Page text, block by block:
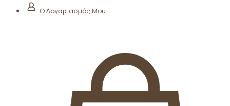
Ο Λογαριασμός Μου